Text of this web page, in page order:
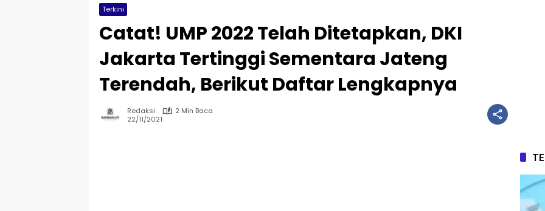
Terkini
Catat! UMP 2022 Telah Ditetapkan, DKI
Jakarta Tertinggi Sementara Jateng
Terendah, Berikut Daftar Lengkapnya
Redaksi
2 Min Baca
22/11/2021